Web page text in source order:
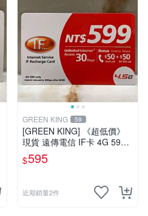
GREEN KING 59
[GREEN KING] 《超低價》
現貨 遠傳電信 IF卡 4G 599 3
0天網路吃到飽 儲值卡 網卡
網路儲值卡 上網卡
$595
近期銷量2件